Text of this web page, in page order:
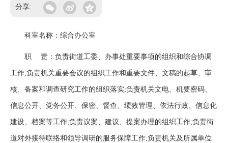
分享:
科室名称：综合办公室
职 责：负责街道工委、办事处重要事项的组织和综合协调
工作;负责机关重要会议的组织工作和重要文件、文稿的起草、审
核、备案和调查研究工作的组织落实;负责机关文电、机要密码、
信息公开、党务公开、保密、督查、绩效管理、依法行政、信息化
建设、档案等工作;负责议案、建议、提案办理的组织工作;负责街
道对外接待联络和领导调研的服务保障工作;负责机关及所属单位